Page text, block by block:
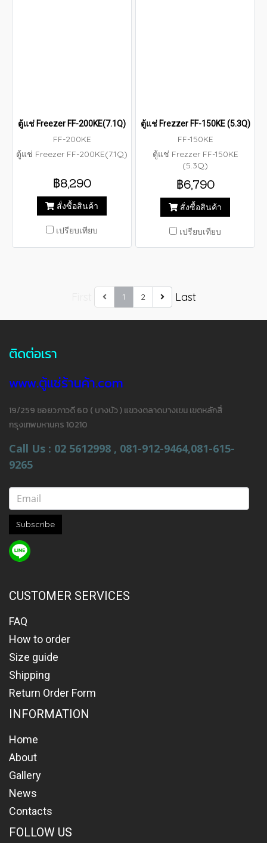
ตู้แช่ Freezer FF-200KE(7.1Q)
FF-200KE
ตู้แช่ Freezer FF-200KE(7.1Q)
฿8,290
สั่งซื้อสินค้า
เปรียบเทียบ
ตู้แช่ Frezzer FF-150KE (5.3Q)
FF-150KE
ตู้แช่ Frezzer FF-150KE
(5.3Q)
฿6,790
สั่งซื้อสินค้า
เปรียบเทียบ
1 2 Last
ติดต่อเรา
www.ตู้แช่ร้านค้า.com
19/259 ซอยวภาวดี 60 ( บางบัว ) แขวงตลาดบางเขน เขตหลักสี่
กรุงเทพมหานคร 10210
Call Us : 02 5612998 , 081-912-9464,081-615-
9265
Subscribe
CUSTOMER SERVICES
FAQ
How to order
Size guide
Shipping
Return Order Form
INFORMATION
Home
About
Gallery
News
Contacts
FOLLOW US